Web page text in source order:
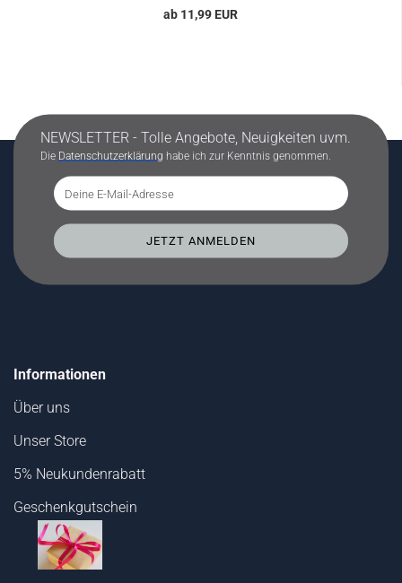
ab 11,99 EUR
NEWSLETTER - Tolle Angebote, Neuigkeiten uvm.
Die Datenschutzerklärung habe ich zur Kenntnis genommen.
Informationen
Über uns
Unser Store
5% Neukundenrabatt
Geschenkgutschein